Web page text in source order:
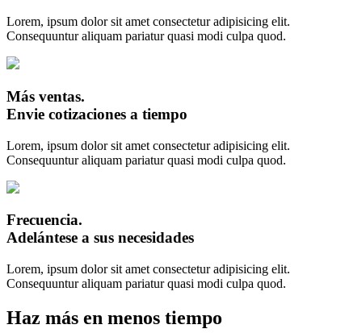
Lorem, ipsum dolor sit amet consectetur adipisicing elit.
Consequuntur aliquam pariatur quasi modi culpa quod.
Más ventas.
Envie cotizaciones a tiempo
Lorem, ipsum dolor sit amet consectetur adipisicing elit.
Consequuntur aliquam pariatur quasi modi culpa quod.
Frecuencia.
Adelántese a sus necesidades
Lorem, ipsum dolor sit amet consectetur adipisicing elit.
Consequuntur aliquam pariatur quasi modi culpa quod.
Haz más en menos tiempo